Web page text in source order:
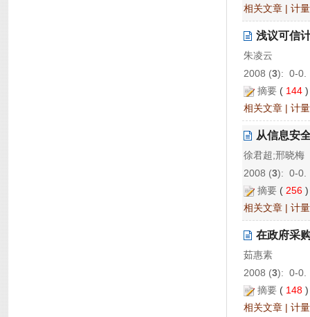
相关文章 | 计
浅议可信
朱凌云
2008 (3): 0-0.
摘要 ( 144
相关文章 | 计
从信息安
徐君超;邢晓梅
2008 (3): 0-0.
摘要 ( 256
相关文章 | 计
在政府采
茹惠素
2008 (3): 0-0.
摘要 ( 148
相关文章 | 计